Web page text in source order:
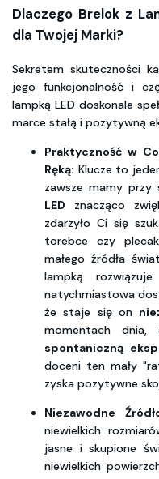
Dlaczego Brelok z
dla Twojej Marki?
Sekretem skuteczności
jego funkcjonalność i
lampką LED doskonale
marce stałą i pozytywną
Praktyczność w
Ręką: Klucze to
zawsze mamy przy
LED znacząco
zdarzyło Ci się
torebce czy
małego źródła
lampką
natychmiastowa
że staje się on
momentach
spontaniczną
doceni ten mały
zyska pozytywne
Niezawodne
niewielkich
jasne i skupione
niewielkich